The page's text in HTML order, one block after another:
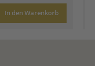
In den Warenkorb